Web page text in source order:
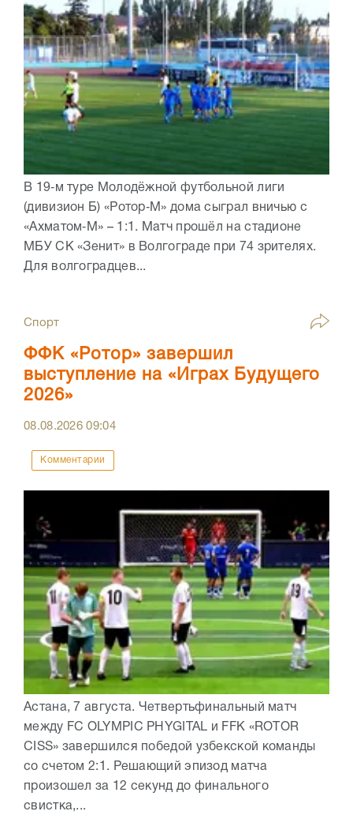
В 19‑м туре Молодёжной футбольной лиги
(дивизион Б) «Ротор‑М» дома сыграл вничью с
«Ахматом‑М» – 1:1. Матч прошёл на стадионе
МБУ СК «Зенит» в Волгограде при 74 зрителях.
Для волгоградцев...
Спорт
ФФК «Ротор» завершил
выступление на «Играх Будущего
2026»
08.08.202609:04
Комментарии
Астана, 7 августа. Четвертьфинальный матч
между FC OLYMPIC PHYGITAL и FFK «ROTOR
CISS» завершился победой узбекской команды
со счетом 2:1. Решающий эпизод матча
произошел за 12 секунд до финального
свистка,...